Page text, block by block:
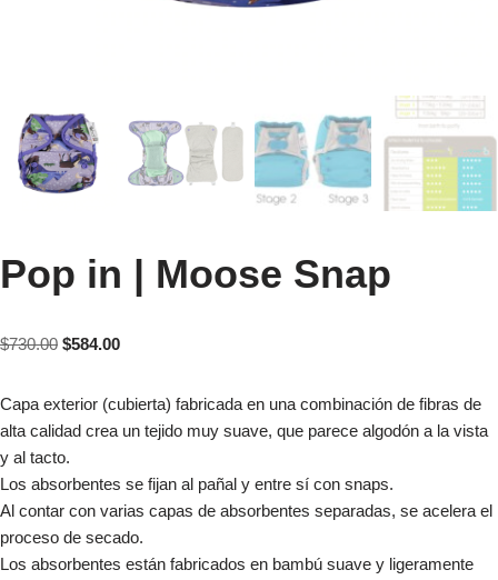
Pop in | Moose Snap
$730.00 $584.00
Capa exterior (cubierta) fabricada en una combinación de fibras de
alta calidad crea un tejido muy suave, que parece algodón a la vista
y al tacto.
Los absorbentes se fijan al pañal y entre sí con snaps.
Al contar con varias capas de absorbentes separadas, se acelera el
proceso de secado.
Los absorbentes están fabricados en bambú suave y ligeramente